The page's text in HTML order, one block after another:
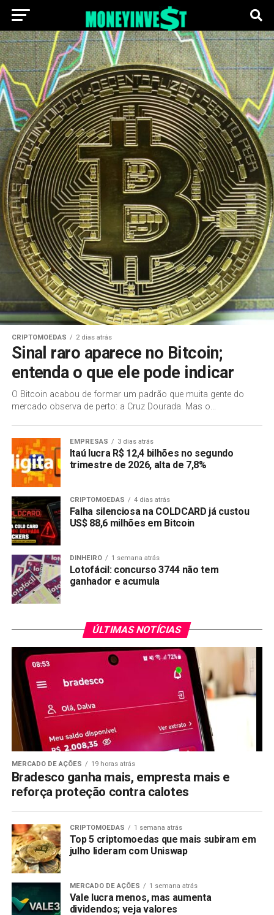
CRIPTOMOEDAS 2 dias atrás
Sinal raro aparece no Bitcoin;
entenda o que ele pode indicar
O Bitcoin acabou de formar um padrão que muita gente do
mercado observa de perto: a Cruz Dourada. Mas o...
EMPRESAS 3 dias atrás
Itaú lucra R$ 12,4 bilhões no segundo
trimestre de 2026, alta de 7,8%
CRIPTOMOEDAS 4 dias atrás
Falha silenciosa na COLDCARD já custou
US$ 88,6 milhões em Bitcoin
DINHEIRO 1 semana atrás
Lotofácil: concurso 3744 não tem
ganhador e acumula
ÚLTIMAS NOTÍCIAS
MERCADO DE AÇÕES 19 horas atrás
Bradesco ganha mais, empresta mais e
reforça proteção contra calotes
CRIPTOMOEDAS 1 semana atrás
Top 5 criptomoedas que mais subiram em
julho lideram com Uniswap
MERCADO DE AÇÕES 1 semana atrás
Vale lucra menos, mas aumenta
dividendos; veja valores